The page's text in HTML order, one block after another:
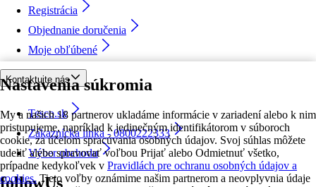
Nastavenia súkromia
My a našich 18 partnerov ukladáme informácie v zariadení alebo k nim
pristupujeme, napríklad k jedinečným identifikátorom v súboroch
cookie, za účelom spracúvania osobných údajov. Svoj súhlas môžete
udeliť alebo spravovať voľbou Prijať alebo Odmietnuť všetko,
prípadne kedykoľvek v Pravidlách pre ochranu osobných údajov a
cookies. Tieto voľby oznámime našim partnerom a neovplyvnia údaje
Registrácia
Objednanie doručenia
Moje obľúbené
Kontaktujte nás
Tesco.sk
Zákaznícka linka - 0800222333
Výber obchodu
followUs